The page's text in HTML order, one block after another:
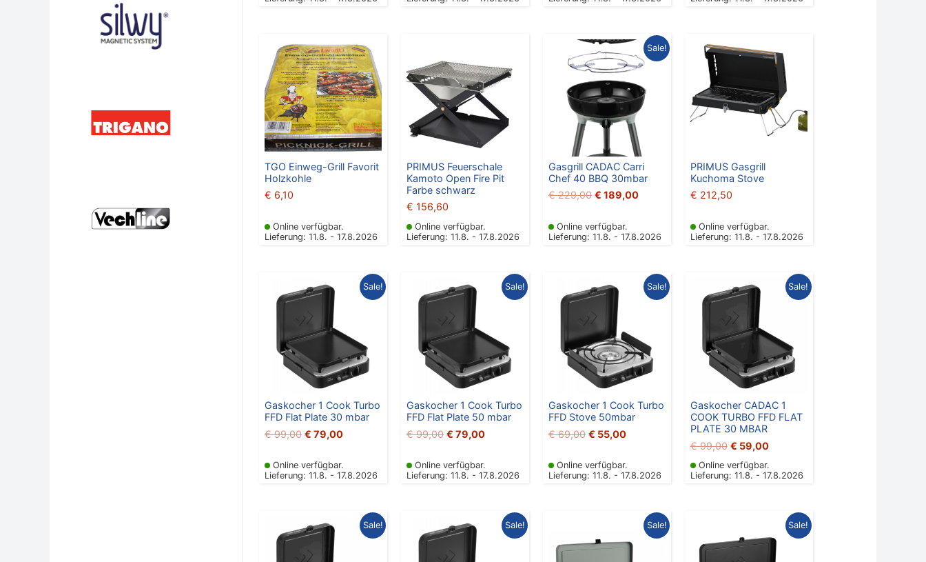
TGO Einweg-Grill Favorit
Holzkohle
€ 6,10
Online verfügbar.
Lieferung: 11.8. - 17.8.2026
PRIMUS Feuerschale
Kamoto Open Fire Pit
Farbe schwarz
€ 156,60
Online verfügbar.
Lieferung: 11.8. - 17.8.2026
Sale!
Gasgrill CADAC Carri
Chef 40 BBQ 30mbar
€229,00
Ursprünglicher
Preis
war:
€ 229,00
€ 189,00
Aktueller
Preis
ist:
Online verfügbar.
Lieferung: 11.8. - 17.8.2026
PRIMUS Gasgrill
Kuchoma Stove
€ 212,50
Online verfügbar.
Lieferung: 11.8. - 17.8.2026
Sale!
Gaskocher 1 Cook Turbo
FFD Flat Plate 30 mbar
€99,00
Ursprünglicher
Preis
€ 99,00
€ 79,00
Aktueller
Preis
Online verfügbar.
Lieferung: 11.8. - 17.8.2026
Sale!
Gaskocher 1 Cook Turbo
FFD Flat Plate 50 mbar
€99,00
Ursprünglicher
Preis
war:
€ 99,00
€ 79,00
Aktueller
Preis
Online verfügbar.
Lieferung: 11.8. - 17.8.2026
Sale!
Gaskocher 1 Cook Turbo
FFD Stove 50mbar
€69,00
Ursprünglicher
Preis
war:
€ 69,00
€ 55,00
Aktueller
Preis
Online verfügbar.
Lieferung: 11.8. - 17.8.2026
Sale!
Gaskocher CADAC 1
COOK TURBO FFD FLAT
PLATE 30 MBAR
€99,00
Ursprünglicher
Preis
war:
€ 99,00
€ 59,00
Aktueller
Preis
Online verfügbar.
Lieferung: 11.8. - 17.8.2026
Sale!
Ursprünglicher
Preis
€ 89,00
Aktueller
Preis
Sale!
Ursprünglicher
Preis
war:
€ 69,00
Aktueller
Preis
Sale!
Ursprünglicher
war:
Aktueller
Preis
ist:
€ 69,00.
Sale!
Ursprünglicher
war:
€ 199,95
Aktueller
Preis
ist: